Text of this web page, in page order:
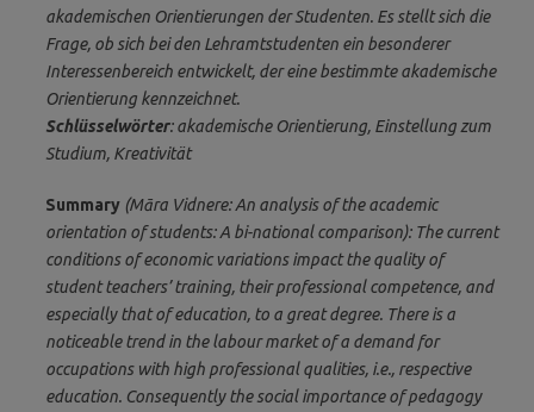
akademischen Orientierungen der Studenten. Es stellt sich die
Frage, ob sich bei den Lehramtstudenten ein besonderer
Interessenbereich entwickelt, der eine bestimmte akademische
Orientierung kennzeichnet.
Schlüsselwörter: akademische Orientierung, Einstellung zum
Studium, Kreativität
Summary (Māra Vidnere: An analysis of the academic
orientation of students: A bi-national comparison): The current
conditions of economic variations impact the quality of
student teachers’ training, their professional competence, and
especially that of education, to a great degree. There is a
noticeable trend in the labour market of a demand for
occupations with high professional qualities, i.e., respective
education. Consequently the social importance of pedagogy